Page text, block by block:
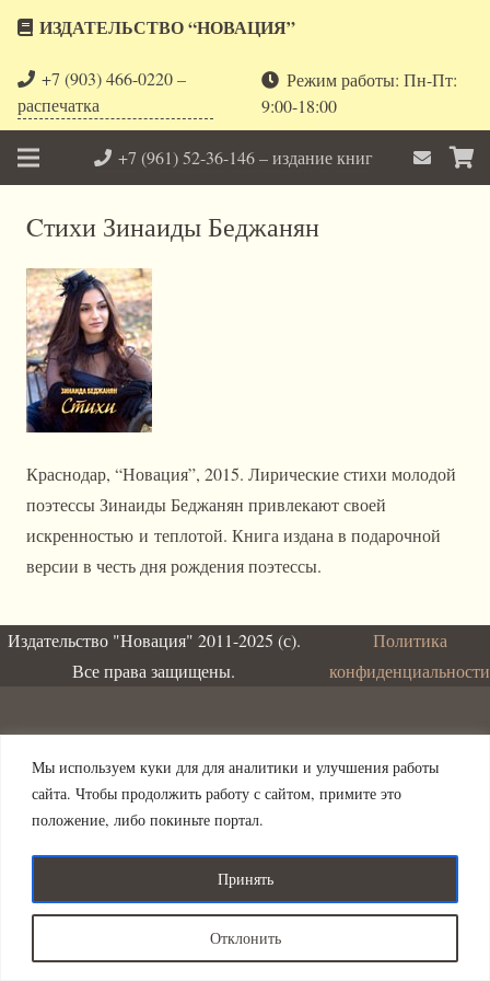
Мы используем куки для для аналитики и улучшения работы
сайта. Чтобы продолжить работу с сайтом, примите это
положение, либо покиньте портал.
Отклонить
Принять
ИЗДАТЕЛЬСТВО “НОВАЦИЯ”
+7 (903) 466-0220 –
распечатка
Режим работы: Пн-Пт:
9:00-18:00
+7 (961) 52-36-146 – издание книг
Cтихи Зинаиды Беджанян
Краснодар, “Новация”, 2015. Лирические стихи молодой
поэтессы Зинаиды Беджанян привлекают своей
искренностью и теплотой. Книга издана в подарочной
версии в честь дня рождения поэтессы.
Издательство "Новация" 2011-2025 (с).
Все права защищены.
Политика
конфиденциальности